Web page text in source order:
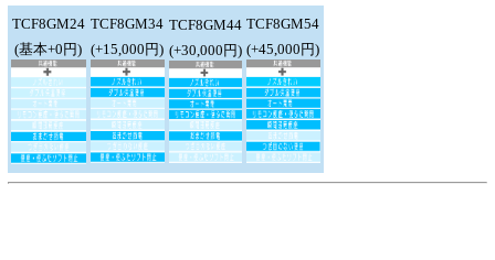
TCF8GM24
(基本+0円)
TCF8GM34
(+15,000円)
TCF8GM44
(+30,000円)
TCF8GM54
(+45,000円)